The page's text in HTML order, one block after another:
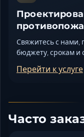
Свяжитесь с нами,
бюджету, срокам и
Перейти к услуге
Часто